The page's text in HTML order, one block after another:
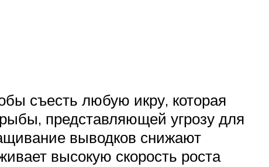
съесть любую икру, которая
представляющей угрозу для
выводков снижают
высокую скорость роста